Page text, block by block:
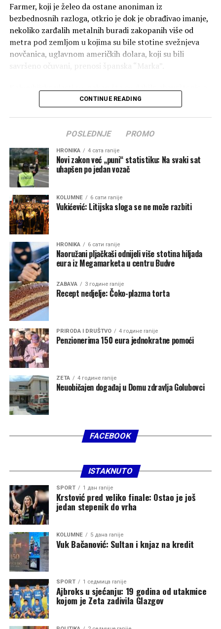
Farmer, koji je želeo da ostane anoniman iz
bezbednosnih razloga, otkrio je dok je obrađivao imanje,
nekoliko zarđalih metalnih buradi zakopanih više od
metra pod zemljom u kojima su bile stotine svežnjeva
novčanica, uglavnom američkih dolara, koji su bili
savršeno očuvani, prenosi španska “Marka”.
otkriću, pokrenule istragu kako bi utvrdile tačno poreklo
Prema prvim pretpostavkama, novac bi mogao da bude
1980-ih i 1990-ih za skladištenje velikih količina gotovine
koje nije bilo moguće lako legalizovati ili premestiti.
Ovo nije bio prvi put da je pronađen novac Pabla
Eskobara.
Na vrhuncu slave, sam narko-bos je imao velike sume
novca skrivene na farmama i u džungli. Mnoge od tih
zaliha su zaboravljene nakon njegove smrti 1993. godine.
Otkriće je ponovo pobudilo interesovanje za legendarno
“blago Pabla Eskobara”, ali je takođe izazvalo
zabrinutost za bezbednost farmera i njegove porodice.
Vlada Kolumbije razmatra da li da zapleni 600 miliona
dolara ili da dodeli nagradu farmeru.
CONTINUE READING
POSLEDNJE PROMO
HRONIKA 4 сата ranije
Novi zakon već „puni“ statistiku: Na svaki sat
uhapšen po jedan vozač
KOLUMNE 6 сати ranije
Vukićević: Litijska sloga se ne može razbiti
HRONIKA 6 сати ranije
Naoružani pljačkaši odnijeli više stotina hiljada
eura iz Megamarketa u centru Budve
ZABAVA 3 године ranije
Recept nedjelje: Čoko-plazma torta
PRIRODA I DRUŠTVO 4 године ranije
Penzionerima 150 eura jednokratne pomoći
ZETA 4 године ranije
Neuobičajen događaj u Domu zdravlja Golubovci
FACEBOOK
ISTAKNUTO
SPORT 1 дан ranije
Krstović pred veliko finale: Ostao je još
jedan stepenik do vrha
KOLUMNE 5 дана ranije
Vuk Bačanović: Sultan i knjaz na kredit
SPORT 1 седмица ranije
Ajbroks u sjećanju: 19 godina od utakmice
kojom je Zeta zadivila Glazgov